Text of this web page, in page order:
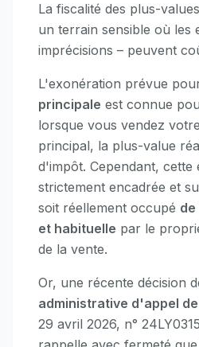
La fiscalité des plus-
un terrain sensible où les
imprécisions – peuvent
L'exonération prévue
principale est connue
lorsque vous vendez
principal, la plus-value
d'impôt. Cependant, cette
strictement encadrée et
soit réellement occupé
et habituelle par le
de la vente.
Or, une récente décision
administrative d'appel de
29 avril 2026, n°